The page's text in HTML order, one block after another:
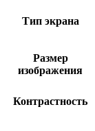
Тип экрана
Размер
изображения
Контрастность